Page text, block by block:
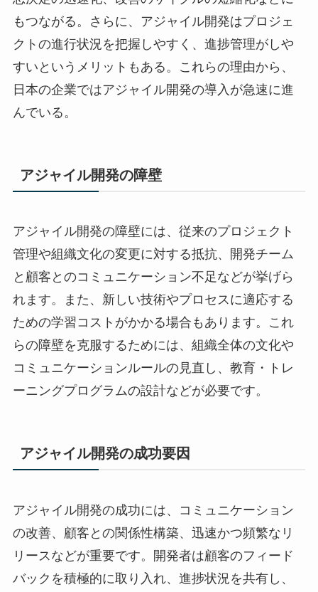
もつながる。さらに、アジャイル開発はプロジェ
クトの進行状況を把握しやすく、進捗管理がしや
すいというメリットもある。これらの理由から、
日本の企業ではアジャイル開発の導入が急速に進
んでいる。
アジャイル開発の障壁
アジャイル開発の障壁には、従来のプロジェクト
管理や組織文化の変更に対する抵抗、開発チーム
と顧客とのコミュニケーション不足などが挙げら
れます。また、新しい技術やプロセスに適応する
ための学習コストがかかる場合もあります。これ
らの障壁を克服するためには、組織全体の文化や
コミュニケーションルールの見直し、教育・トレ
ーニングプログラムの設計などが必要です。
アジャイル開発の成功要因
アジャイル開発の成功には、コミュニケーション
の改善、顧客との関係性構築、迅速かつ頻繁なリ
リースなどが重要です。開発者は顧客のフィード
バックを積極的に取り入れ、進捗状況を共有し、